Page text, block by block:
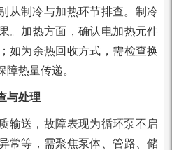
从制冷与加热环节排查。制冷
。加热方面，确认电加热元件
如为余热回收方式，需检查换
热量传递。
与处理
输送，故障表现为循环泵不启
常等，需聚焦泵体、管路、储